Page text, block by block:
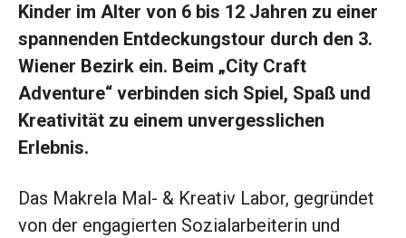
Kinder im Alter von 6 bis 12 Jahren zu einer
spannenden Entdeckungstour durch den 3.
Wiener Bezirk ein. Beim „City Craft
Adventure“ verbinden sich Spiel, Spaß und
Kreativität zu einem unvergesslichen
Erlebnis.
Das Makrela Mal- & Kreativ Labor, gegründet
von der engagierten Sozialarbeiterin und